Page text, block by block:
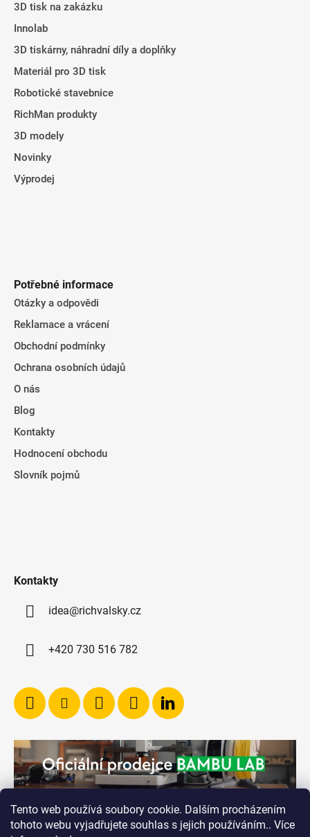
Tento web používá soubory cookie. Dalším procházením
tohoto webu vyjadřujete souhlas s jejich používáním.. Více
3D tisk na zakázku
Innolab
3D tiskárny, náhradní díly a doplňky
Materiál pro 3D tisk
Robotické stavebnice
RichMan produkty
3D modely
Novinky
Výprodej
Potřebné informace
Otázky a odpovědi
Reklamace a vrácení
Obchodní podmínky
Ochrana osobních údajů
O nás
Blog
Kontakty
Hodnocení obchodu
Slovník pojmů
Kontakty
idea@richvalsky.cz
+420 730 516 782